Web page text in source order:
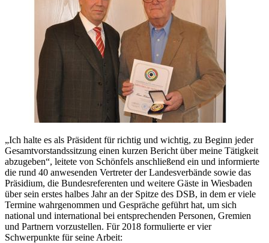
„Ich halte es als Präsident für richtig und wichtig, zu Beginn jeder
Gesamtvorstandssitzung einen kurzen Bericht über meine Tätigkeit
abzugeben“, leitete von Schönfels anschließend ein und informierte
die rund 40 anwesenden Vertreter der Landesverbände sowie das
Präsidium, die Bundesreferenten und weitere Gäste in Wiesbaden
über sein erstes halbes Jahr an der Spitze des DSB, in dem er viele
Termine wahrgenommen und Gespräche geführt hat, um sich
national und international bei entsprechenden Personen, Gremien
und Partnern vorzustellen. Für 2018 formulierte er vier
Schwerpunkte für seine Arbeit: